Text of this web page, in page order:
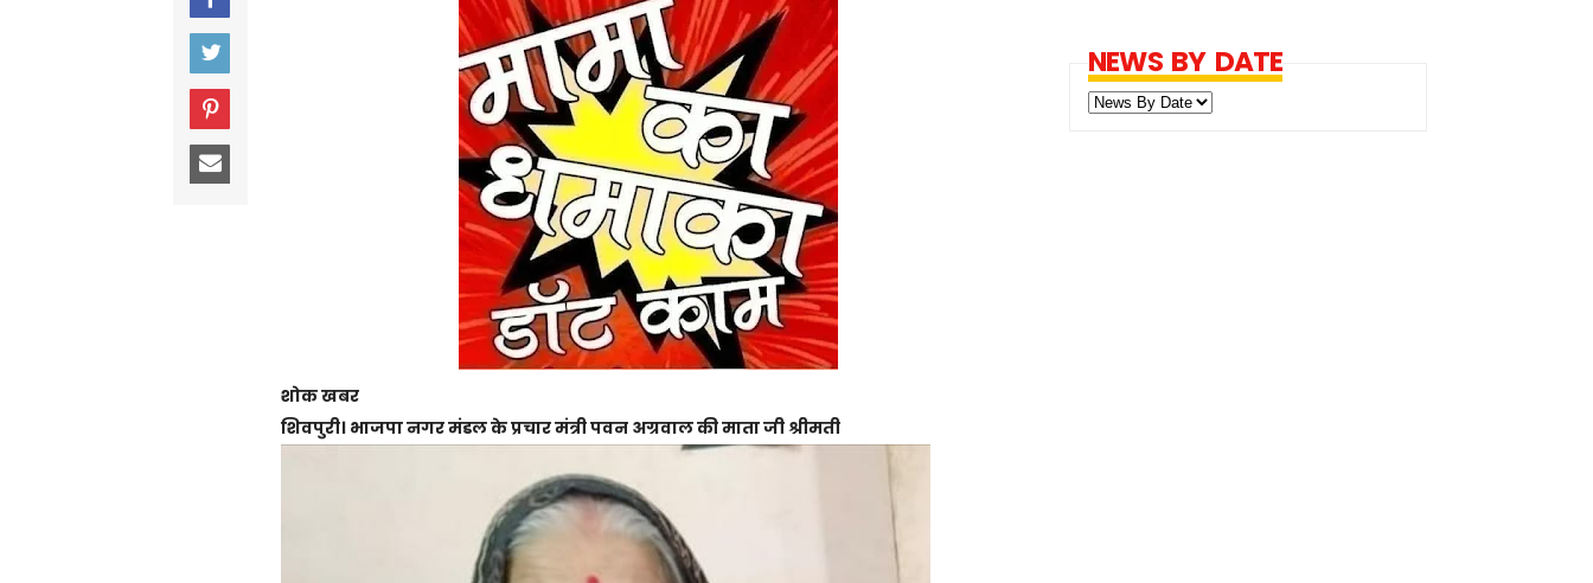
शोक खबर
शिवपुरी। भाजपा नगर मंडल के प्रचार मंत्री पवन अग्रवाल की माता जी श्रीमती
NEWS BY DATE